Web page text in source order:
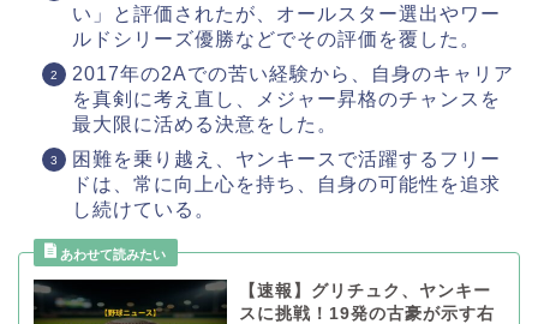
い」と評価されたが、オールスター選出やワー
ルドシリーズ優勝などでその評価を覆した。
2017年の2Aでの苦い経験から、自身のキャリア
を真剣に考え直し、メジャー昇格のチャンスを
最大限に活める決意をした。
困難を乗り越え、ヤンキースで活躍するフリー
ドは、常に向上心を持ち、自身の可能性を追求
し続けている。
【速報】グリチュク、ヤンキー
スに挑戦！19発の古豪が示す右